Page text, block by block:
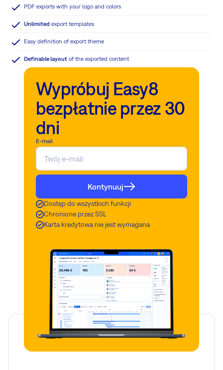
PDF exports with your logo and colors
Unlimited export templates
Easy definition of export theme
Definable layout of the exported content
Wypróbuj Easy8
bezpłatnie przez 30
dni
E-mail
Kontynuuj
Dostęp do wszystkich funkcji
Chronione przez SSL
Karta kredytowa nie jest wymagana